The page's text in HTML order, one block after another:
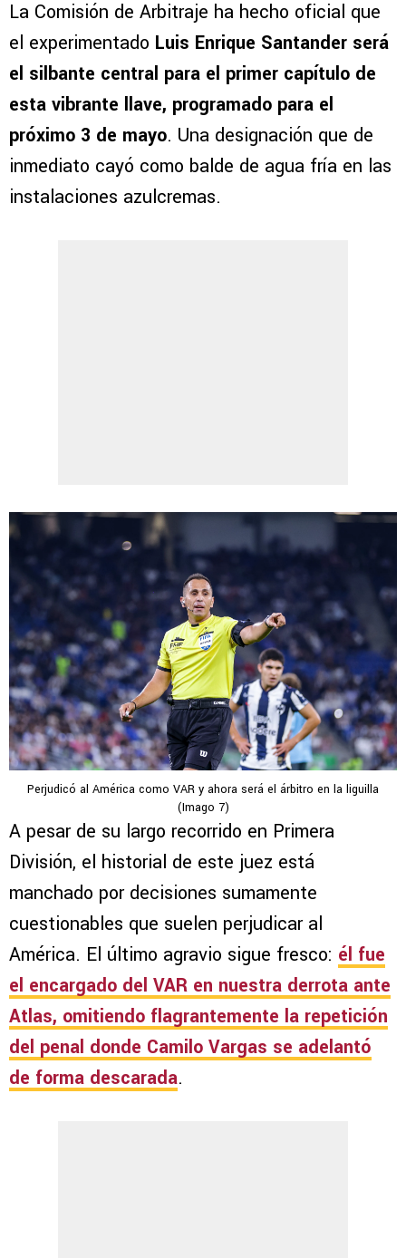
La Comisión de Arbitraje ha hecho oficial que
el experimentado Luis Enrique Santander será
el silbante central para el primer capítulo de
esta vibrante llave, programado para el
próximo 3 de mayo. Una designación que de
inmediato cayó como balde de agua fría en las
instalaciones azulcremas.
Perjudicó al América como VAR y ahora será el árbitro en la liguilla
(Imago 7)
A pesar de su largo recorrido en Primera
División, el historial de este juez está
manchado por decisiones sumamente
cuestionables que suelen perjudicar al
América. El último agravio sigue fresco: él fue
el encargado del VAR en nuestra derrota ante
Atlas, omitiendo flagrantemente la repetición
del penal donde Camilo Vargas se adelantó
de forma descarada.